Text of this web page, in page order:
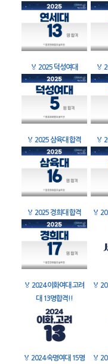
🏅 2025 덕성여대 🏅
🏅 2025 삼육대 합격 🏅
🏅 2025 경희대 합격 🏅
🏅 2024 이화여대 고려
대 13명합격!!
🏅
🏅 2024 숙명여대 15명
🏅